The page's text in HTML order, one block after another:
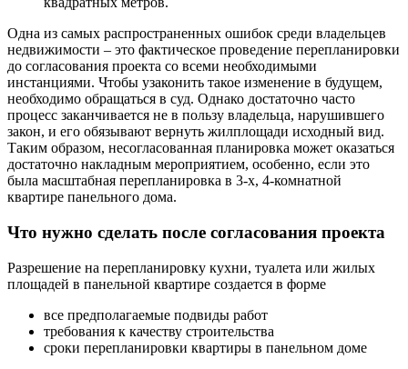
Одна из самых распространенных ошибок среди владельцев
недвижимости – это фактическое проведение перепланировки
до согласования проекта со всеми необходимыми
инстанциями. Чтобы узаконить такое изменение в будущем,
необходимо обращаться в суд. Однако достаточно часто
процесс заканчивается не в пользу владельца, нарушившего
закон, и его обязывают вернуть жилплощади исходный вид.
Таким образом, несогласованная планировка может оказаться
достаточно накладным мероприятием, особенно, если это
была масштабная перепланировка в 3-х, 4-комнатной
квартире панельного дома.
Что нужно сделать после согласования проекта
Разрешение на перепланировку кухни, туалета или жилых
площадей в панельной квартире создается в форме
все предполагаемые подвиды работ
требования к качеству строительства
сроки перепланировки квартиры в панельном доме